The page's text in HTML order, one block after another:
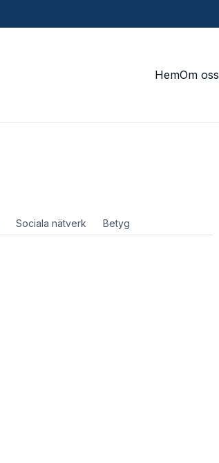
HemOm oss
Sociala nätverk Betyg